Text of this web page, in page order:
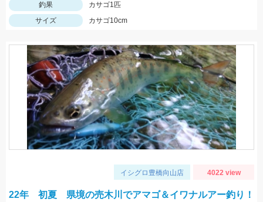
釣果
カサゴ1匹
サイズ
カサゴ10cm
イシグロ豊橋向山店 4022 view
22年 初夏 県境の売木川でアマゴ＆イワナルアー釣り！